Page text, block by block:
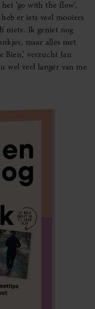
‘go with the flow’,
er iets veel mooiers
niets. Ik geniet nog
maar alles met
Bien,’ verzucht Jan
wel veel langer van me